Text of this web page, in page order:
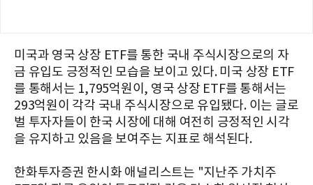
미국과 영국 상장 ETF를 통한 국내 주식시장으로의 자
금 유입도 긍정적인 모습을 보이고 있다. 미국 상장 ETF
를 통해서는 1,795억원이, 영국 상장 ETF를 통해서는
293억원이 각각 국내 주식시장으로 유입됐다. 이는 글로
벌 투자자들이 한국 시장에 대해 여전히 긍정적인 시각
을 유지하고 있음을 보여주는 지표로 해석된다.
한화투자증권 한시화 애널리스트는 "지난주 가치주